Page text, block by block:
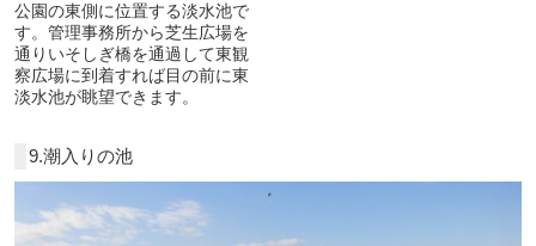
公園の東側に位置する淡水池で
す。管理事務所から芝生広場を
通りいそしぎ橋を通過して東観
察広場に到着すれば目の前に東
淡水池が眺望できます。
9.潮入りの池